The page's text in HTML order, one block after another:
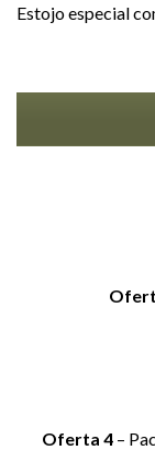
Estojo especial
Oferta 4–